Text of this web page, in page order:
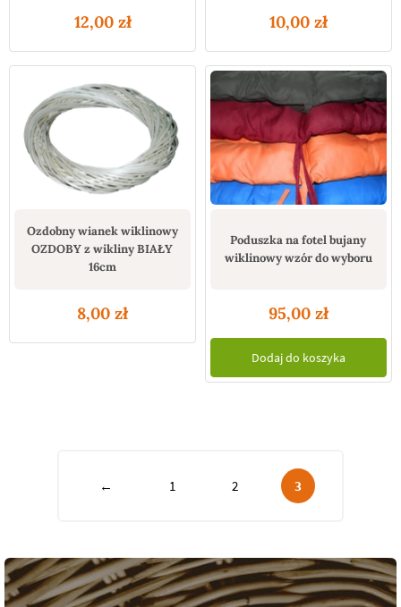
12,00 zł 10,00 zł
Ozdobny wianek wiklinowy
OZDOBY z wikliny BIAŁY
16cm
8,00 zł
Poduszka na fotel bujany
wiklinowy wzór do wyboru
95,00 zł
Dodaj do koszyka
← 1 2 3